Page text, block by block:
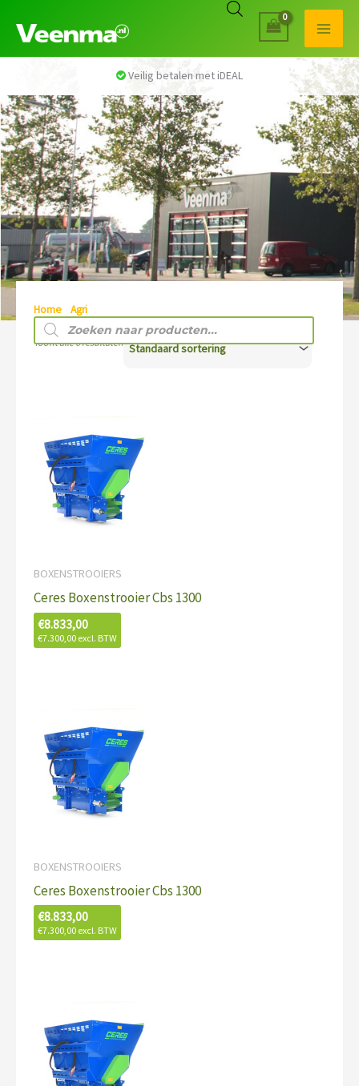
Home Agri
Producten
zoeken
Toont alle 6 resultaten
BOXENSTROOIERS
Ceres Boxenstrooier Cbs 1300
€8.833,00
€7.300,00 excl. BTW
BOXENSTROOIERS
Ceres Boxenstrooier Cbs 1300
€8.833,00
€7.300,00 excl. BTW
Veilig betalen met iDEAL